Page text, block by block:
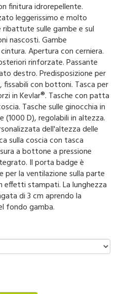
finitura idrorepellente.
leggerissimo e molto
sulle gambe e sul
nascosti. Gambe
Apertura con cerniera.
rinforzate. Passante
destro. Predisposizione per
fissabili con bottoni. Tasca per
in Kevlar®. Tasche con patta
Tasche sulle ginocchia in
(1000 D), regolabili in altezza.
dell'altezza delle
sulla coscia con tasca
a bottone a pressione
Il porta badge è
per la ventilazione sulla parte
effetti stampati. La lunghezza
di 3 cm aprendo la
fondo gamba.